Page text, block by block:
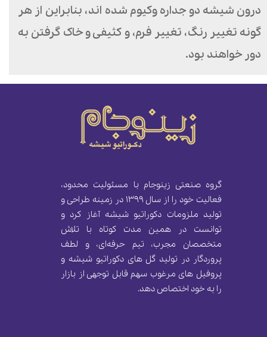
درون شیشه دو جداره وکیوم شده اند، بنابراین از هر
گونه تغییر رنگ، تغییر فرم، و کثیفی و خاک گرفتن به
دور خواهند بود.
گروه صنعتی زینوجام با مسئولیت محدود،
فعالیت خود را از سال 1399 در زمینه طراحی و
تولید ملزومات دکوراتیو شیشه آغاز کرد و
توانست در همین مدت کوتاه با تلاش
متخصصان مجرب، تیم حرفه‌ای، و لطف
پروردگار در تولید گل های دکوراتیو شیشه و
پروفیل های مرغوب سهم قابل توجهی از بازار
را به خود اختصاص دهد.